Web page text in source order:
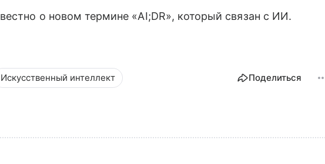
о новом термине «AI;DR», который связан с ИИ.
Искусственный интеллект Поделиться